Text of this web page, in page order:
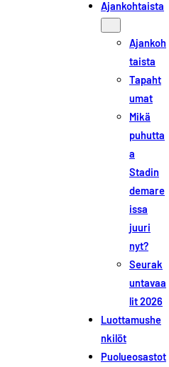
Ajankohtaista
Ajankoh
taista
Tapaht
umat
Mikä
puhutta
a
Stadin
demare
issa
juuri
nyt?
Seurak
untavaa
lit 2026
Luottamushe
nkilöt
Puolueosastot